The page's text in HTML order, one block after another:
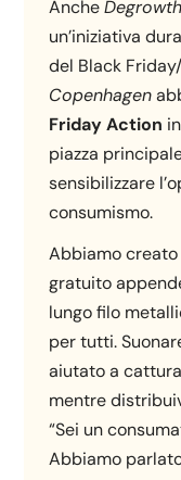
Anche
un’iniziativa
del Black
Copenhagen
Friday Action
piazza
sensibilizzare
consumismo.
Abbiamo
gratuito
lungo filo
per tutti.
aiutato a
mentre
“Sei un
Abbiamo